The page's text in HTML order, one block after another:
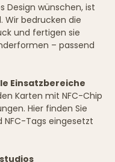
Design wünschen, ist
Wir bedrucken die
und fertigen sie
– passend
Einsatzbereiche
Karten mit NFC-Chip
Hier finden Sie
NFC-Tags eingesetzt